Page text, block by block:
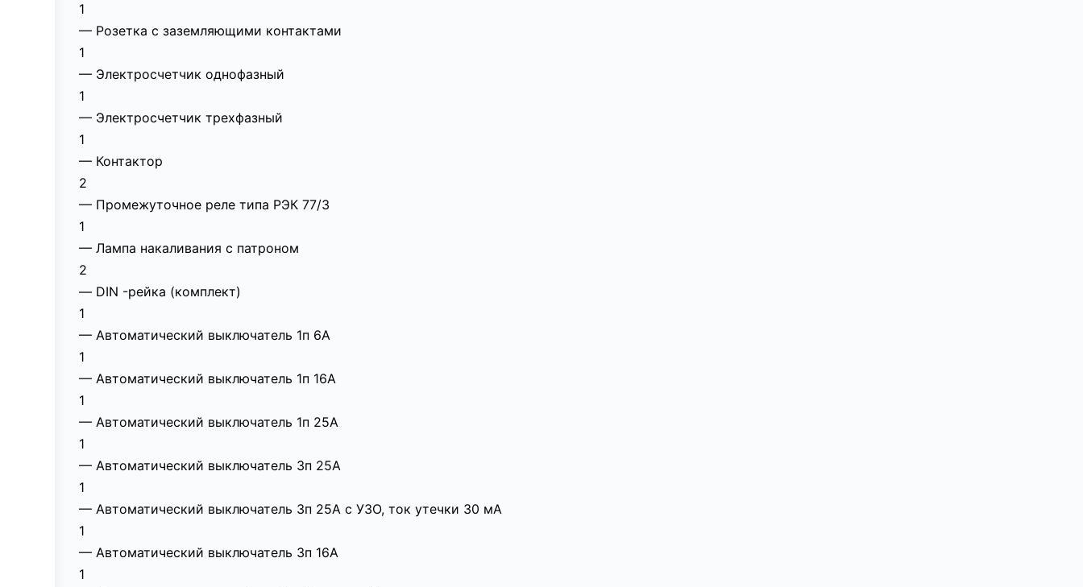
1
— Розетка с заземляющими контактами
1
— Электросчетчик однофазный
1
— Электросчетчик трехфазный
1
— Контактор
2
— Промежуточное реле типа РЭК 77/3
1
— Лампа накаливания с патроном
2
— DIN -рейка (комплект)
1
— Автоматический выключатель 1п 6А
1
— Автоматический выключатель 1п 16А
1
— Автоматический выключатель 1п 25А
1
— Автоматический выключатель 3п 25А
1
— Автоматический выключатель 3п 25А с УЗО, ток утечки 30 мА
1
— Автоматический выключатель 3п 16А
1